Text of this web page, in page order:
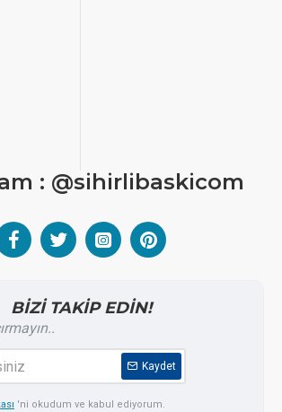
: @sihirlibaskicom
BİZİ TAKİP EDİN!
Kaydet
'ni okudum ve kabul ediyorum.